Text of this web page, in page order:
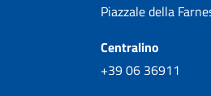
Piazzale della
Centralino
+39 06 36911